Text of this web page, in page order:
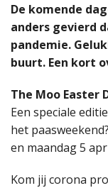
De komende
anders gevierd
pandemie.
buurt. Een kort
The Moo Easter
Een speciale
het
en maandag 5
Kom jij corona